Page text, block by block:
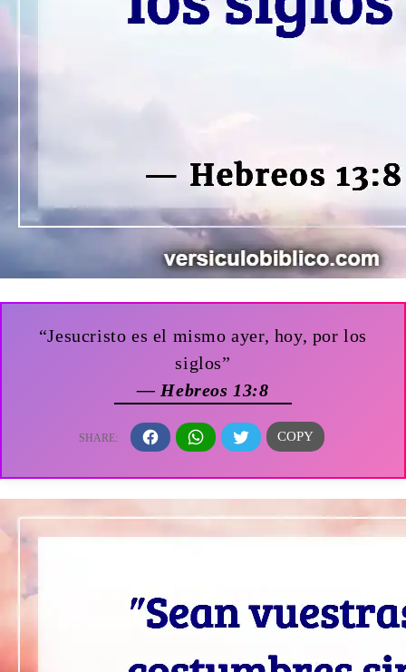
“Jesucristo es el mismo ayer, hoy, por los
siglos”
— Hebreos 13:8